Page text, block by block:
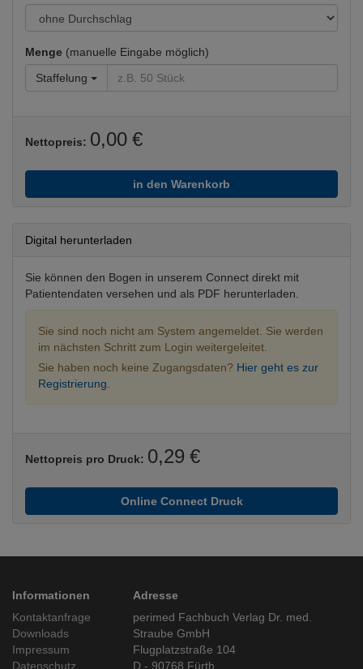
Menge (manuelle Eingabe möglich)
Staffelung
Nettopreis: 0,00 €
in den Warenkorb
Digital herunterladen
Sie können den Bogen in unserem Connect direkt mit
Patientendaten versehen und als PDF herunterladen.
Sie sind noch nicht am System angemeldet. Sie werden
im nächsten Schritt zum Login weitergeleitet.
Sie haben noch keine Zugangsdaten? Hier geht es zur
Registrierung.
Nettopreis pro Druck: 0,29 €
Online Connect Druck
Informationen
Kontaktanfrage
Downloads
Impressum
Datenschutz
Adresse
perimed Fachbuch Verlag Dr. med.
Straube GmbH
Flugplatzstraße 104
D - 90768 Fürth